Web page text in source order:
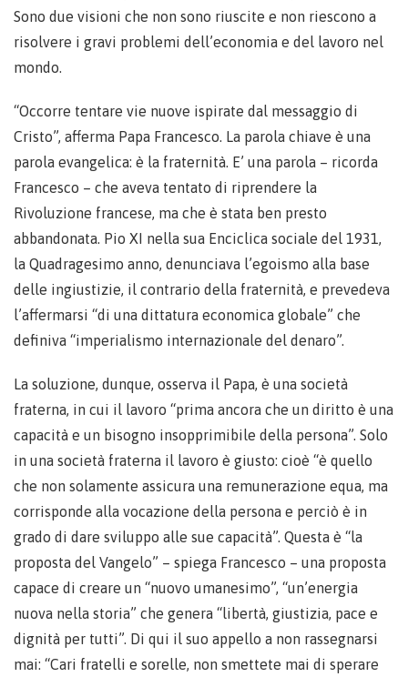
Sono due visioni che non sono riuscite e non riescono a
risolvere i gravi problemi dell’economia e del lavoro nel
mondo.
“Occorre tentare vie nuove ispirate dal messaggio di
Cristo”, afferma Papa Francesco. La parola chiave è una
parola evangelica: è la fraternità. E’ una parola – ricorda
Francesco – che aveva tentato di riprendere la
Rivoluzione francese, ma che è stata ben presto
abbandonata. Pio XI nella sua Enciclica sociale del 1931,
la Quadragesimo anno, denunciava l’egoismo alla base
delle ingiustizie, il contrario della fraternità, e prevedeva
l’affermarsi “di una dittatura economica globale” che
definiva “imperialismo internazionale del denaro”.
La soluzione, dunque, osserva il Papa, è una società
fraterna, in cui il lavoro “prima ancora che un diritto è una
capacità e un bisogno insopprimibile della persona”. Solo
in una società fraterna il lavoro è giusto: cioè “è quello
che non solamente assicura una remunerazione equa, ma
corrisponde alla vocazione della persona e perciò è in
grado di dare sviluppo alle sue capacità”. Questa è “la
proposta del Vangelo” – spiega Francesco – una proposta
capace di creare un “nuovo umanesimo”, “un’energia
nuova nella storia” che genera “libertà, giustizia, pace e
dignità per tutti”. Di qui il suo appello a non rassegnarsi
mai: “Cari fratelli e sorelle, non smettete mai di sperare